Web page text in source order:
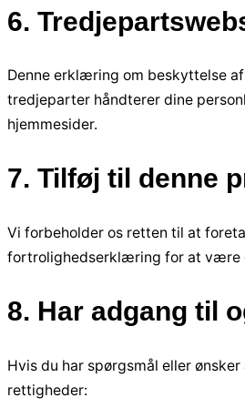
6.
Denne erklæring om beskyttelse
tredjeparter håndterer dine
hjemmesider.
7. Tilføj til denne
Vi forbeholder os retten til at
fortrolighedserklæring for at være
8. Har adgang til
Hvis du har spørgsmål eller
rettigheder: